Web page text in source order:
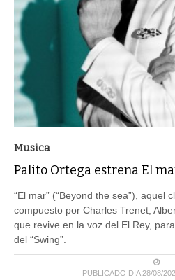
Musica
Palito Ortega estrena El
“El mar” (“Beyond the sea”), aquel
compuesto por Charles Trenet,
que revive en la voz del El Rey,
del “Swing”.
PUBLICADO DIA 28/08/